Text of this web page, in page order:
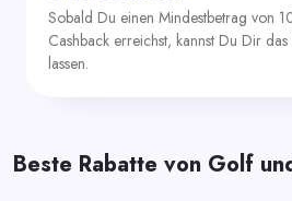
Sobald Du einen Mindestbetrag von
Cashback erreichst, kannst Du Dir
lassen.
Beste Rabatte von Golf